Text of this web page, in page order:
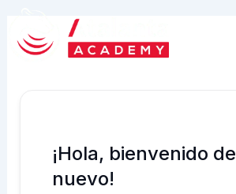
contenido
¡Hola, bienvenido de
nuevo!